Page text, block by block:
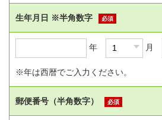
生年月日 ※半角数字 必須
年 月
※年は西暦でご入力ください。
郵便番号（半角数字） 必須